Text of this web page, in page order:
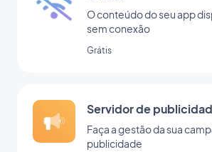
O conteúdo do seu app
sem conexão
Grátis
Servidor de
Faça a gestão da sua
publicidade